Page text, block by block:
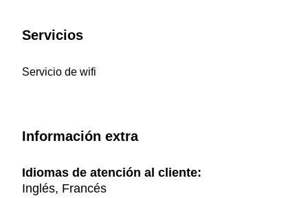
Servicios
Servicio de wifi
Información extra
Idiomas de atención al cliente:
Inglés, Francés